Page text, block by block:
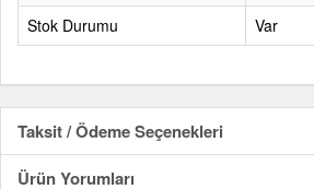
Stok Durumu
Var
Taksit / Ödeme Seçenekleri
Ürün Yorumları